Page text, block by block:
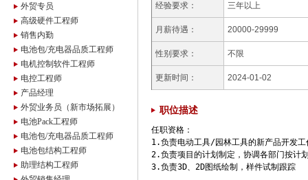
外贸专员
高级硬件工程师
销售内勤
电池包/充电器品质工程师
电机控制软件工程师
电控工程师
产品经理
外贸业务员（新市场拓展）
电池Pack工程师
电池包/充电器品质工程师
电池包结构工程师
助理结构工程师
经验要求： 三年以上
月薪待遇： 20000-29999
性别要求： 不限
更新时间： 2024-01-02
职位描述
任职资格：
1.负责电动工具/园林工具的新产品开发工
2.负责项目的计划制定，协调各部门按计
3.负责3D、2D图纸绘制，样件试制跟踪